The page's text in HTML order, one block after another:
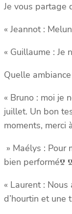
Je vous partage
« Jeannot :
« Guillaume : Je
Quelle
« Bruno : moi je
juillet. Un bon
moments, merci
» Maélys : Pour
bien performé
« Laurent :
d’hourtin et une